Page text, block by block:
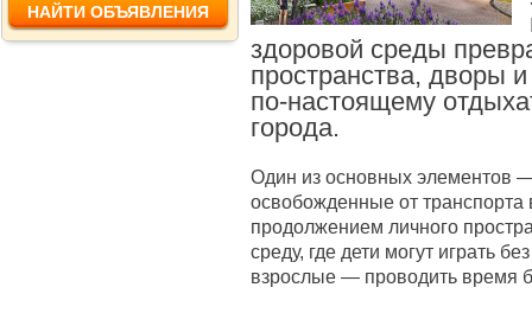
здоровой среды
пространства, дворы
по-настоящему
города.
Один из основных элементов
освобожденные от транспорта
продолжением личного
среду, где дети могут играть
взрослые — проводить время